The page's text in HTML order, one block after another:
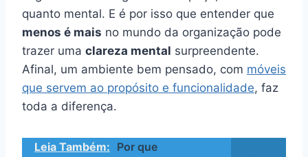
quanto mental. E é por isso que entender que
menos é mais no mundo da organização pode
trazer uma clareza mental surpreendente.
Afinal, um ambiente bem pensado, com móveis
que servem ao propósito e funcionalidade, faz
toda a diferença.
Leia Também: Por que